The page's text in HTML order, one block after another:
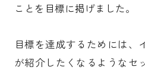
ことを目標に掲げました。
目標を達成するためには、
が紹介したくなるようなセ